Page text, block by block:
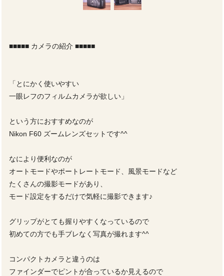
■■■■■ カメラの紹介 ■■■■■
「とにかく使いやすい
一眼レフのフィルムカメラが欲しい」
という方におすすめなのが
Nikon F60 ズームレンズセットです^^
なにより便利なのが
オートモードやポートレートモード、風景モードなど
たくさんの撮影モードがあり、
モード設定をするだけで気軽に撮影できます♪
グリップがとても握りやすくなっているので
初めての方でも手ブレなく写真が撮れます^^
コンパクトカメラと違うのは
ファインダーでピントが合っているか見えるので